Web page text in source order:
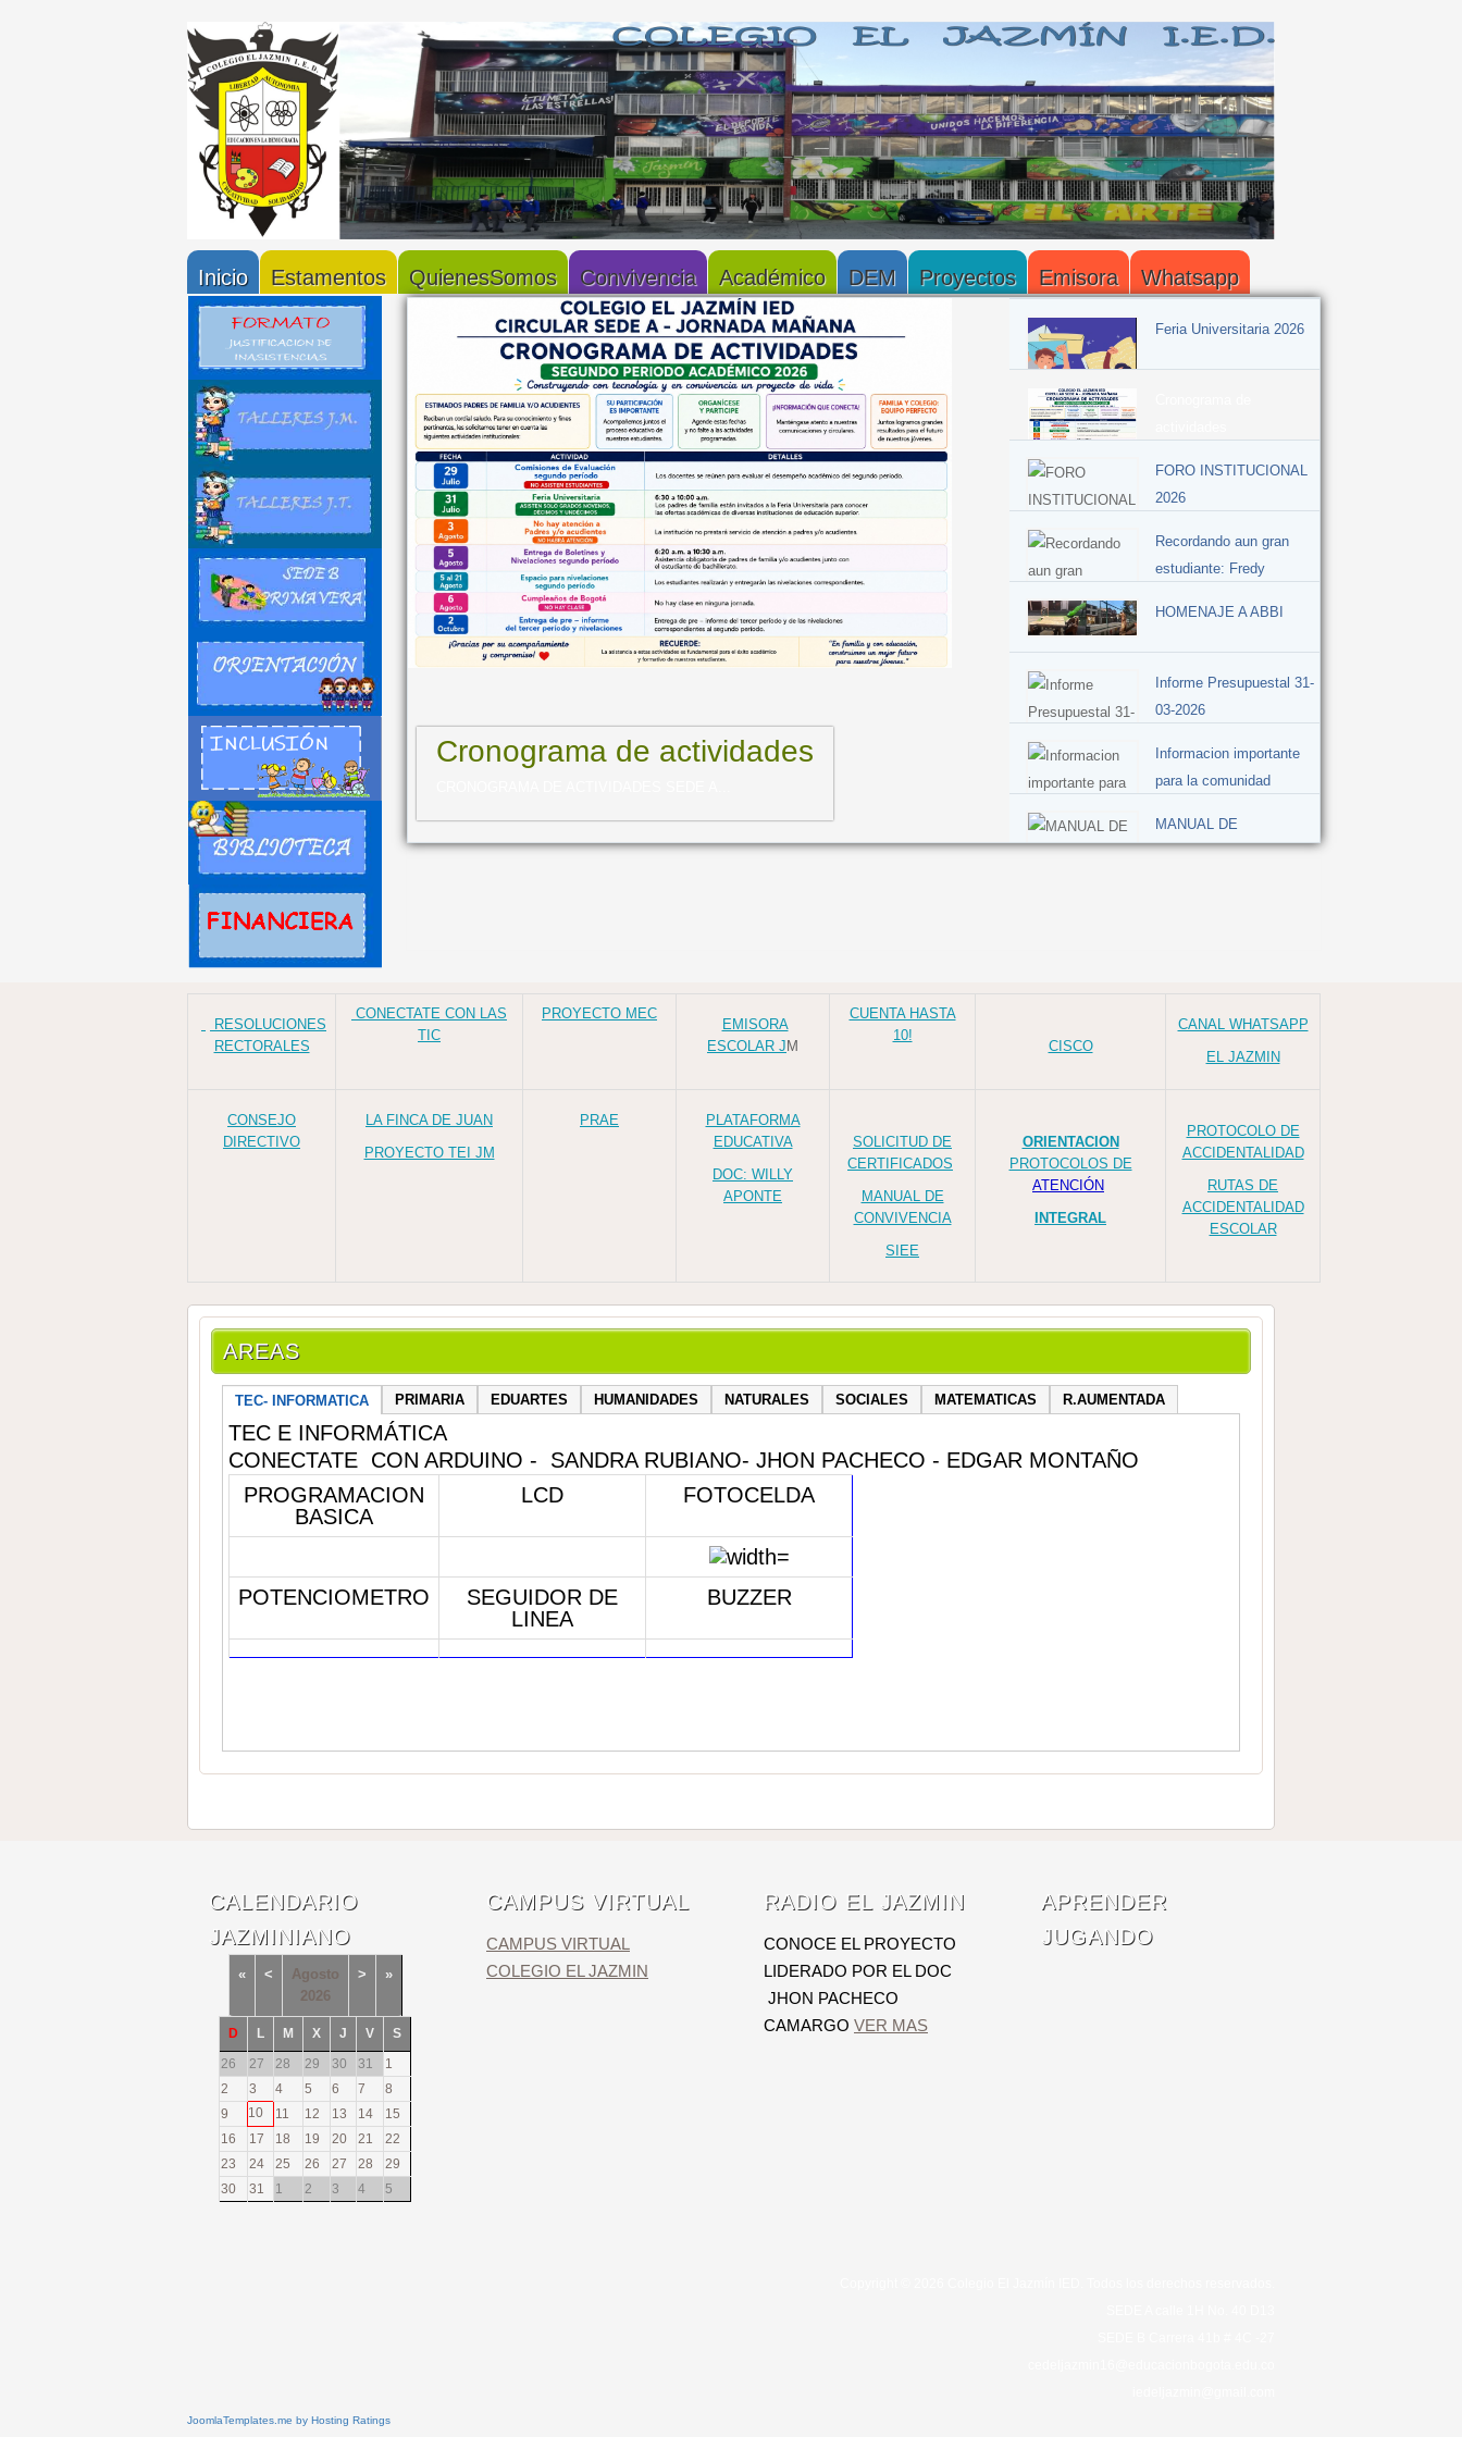
Inicio Estamentos QuienesSomos Convivencia Académico DEM Proyectos Emisora Whatsapp
Cronograma de actividades
Feria Universitaria 2026
FORO INSTITUCIONAL
2026
Recordando aun gran
estudiante: Fredy
HOMENAJE A ABBI
Informe Presupuestal 31-
03-2026
Informacion importante
para la comunidad
MANUAL DE
CONVIVENCIA
RESOLUCIONES
RECTORALES
CONECTATE CON LAS
TIC
PROYECTO MEC
EMISORA
ESCOLAR J M
CUENTA HASTA
10!
CISCO
CANAL WHATSAPP
EL JAZMIN
CONSEJO
DIRECTIVO
LA FINCA DE JUAN
PROYECTO TEI JM
PRAE
PLATAFORMA
EDUCATIVA
DOC: WILLY
APONTE
SOLICITUD DE
CERTIFICADOS
MANUAL DE
CONVIVENCIA
SIEE
ORIENTACION
PROTOCOLOS DE
ATENCIÓN
INTEGRAL
PROTOCOLO DE
ACCIDENTALIDAD
RUTAS DE
ACCIDENTALIDAD
ESCOLAR
AREAS
TEC- INFORMATICA PRIMARIA EDUARTES HUMANIDADES NATURALES SOCIALES MATEMATICAS R.AUMENTADA
TEC E INFORMÁTICA
CONECTATE CON ARDUINO - SANDRA RUBIANO- JHON PACHECO - EDGAR MONTAÑO
PROGRAMACION
BASICA
LCD FOTOCELDA
POTENCIOMETRO
SEGUIDOR DE
LINEA
BUZZER
CALENDARIO
JAZMINIANO
« <
Agosto
2026
> »
D L M X J V
S
26
27 28 29 30 31
1
2
3 4 5 6 7
8
9
10 11 12 13 14
15
16
17 18 19 20 21
22
23
24 25 26 27 28
29
30
31 1 2 3 4 5
CAMPUS VIRTUAL
CAMPUS VIRTUAL
COLEGIO EL JAZMIN
RADIO EL JAZMIN
CONOCE EL PROYECTO
LIDERADO POR EL DOC
JHON PACHECO
CAMARGO VER MAS
APRENDER
JUGANDO
JoomlaTemplates.me by Hosting Ratings